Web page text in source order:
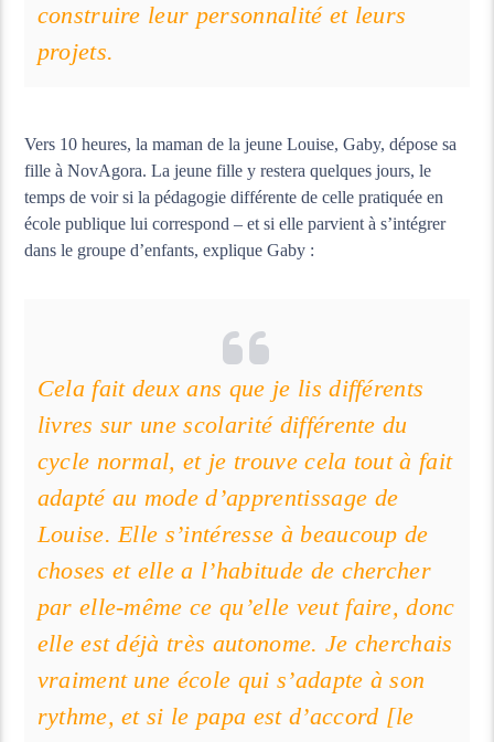
construire leur personnalité et leurs
projets.
Vers 10 heures, la maman de la jeune Louise, Gaby, dépose sa
fille à NovAgora. La jeune fille y restera quelques jours, le
temps de voir si la pédagogie différente de celle pratiquée en
école publique lui correspond – et si elle parvient à s’intégrer
dans le groupe d’enfants, explique Gaby :
Cela fait deux ans que je lis différents
livres sur une scolarité différente du
cycle normal, et je trouve cela tout à fait
adapté au mode d’apprentissage de
Louise. Elle s’intéresse à beaucoup de
choses et elle a l’habitude de chercher
par elle-même ce qu’elle veut faire, donc
elle est déjà très autonome. Je cherchais
vraiment une école qui s’adapte à son
rythme, et si le papa est d’accord [le